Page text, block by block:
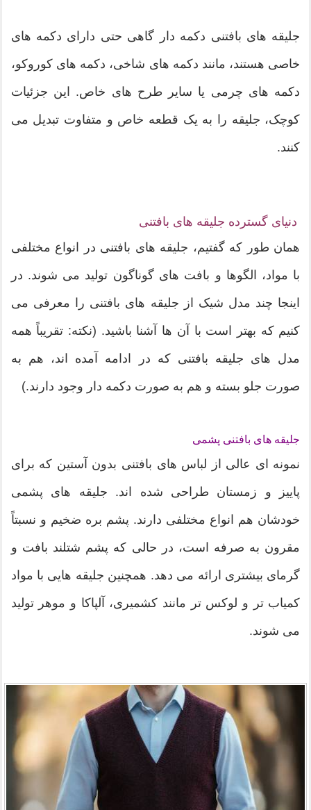
جلیقه های بافتنی دکمه دار گاهی حتی دارای دکمه های
خاصی هستند، مانند دکمه های شاخی، دکمه های کوروکو،
دکمه های چرمی یا سایر طرح های خاص. این جزئیات
کوچک، جلیقه را به یک قطعه خاص و متفاوت تبدیل می
کنند.
دنیای گسترده جلیقه های بافتنی
همان طور که گفتیم، جلیقه های بافتنی در انواع مختلفی
با مواد، الگوها و بافت های گوناگون تولید می شوند. در
اینجا چند مدل شیک از جلیقه های بافتنی را معرفی می
کنیم که بهتر است با آن ها آشنا باشید. (نکته: تقریباً همه
مدل های جلیقه بافتنی که در ادامه آمده اند، هم به
صورت جلو بسته و هم به صورت دکمه دار وجود دارند.)
جلیقه های بافتنی پشمی
نمونه ای عالی از لباس های بافتنی بدون آستین که برای
پاییز و زمستان طراحی شده اند. جلیقه های پشمی
خودشان هم انواع مختلفی دارند. پشم بره ضخیم و نسبتاً
مقرون به صرفه است، در حالی که پشم شتلند بافت و
گرمای بیشتری ارائه می دهد. همچنین جلیقه هایی با مواد
کمیاب تر و لوکس تر مانند کشمیری، آلپاکا و موهر تولید
می شوند.